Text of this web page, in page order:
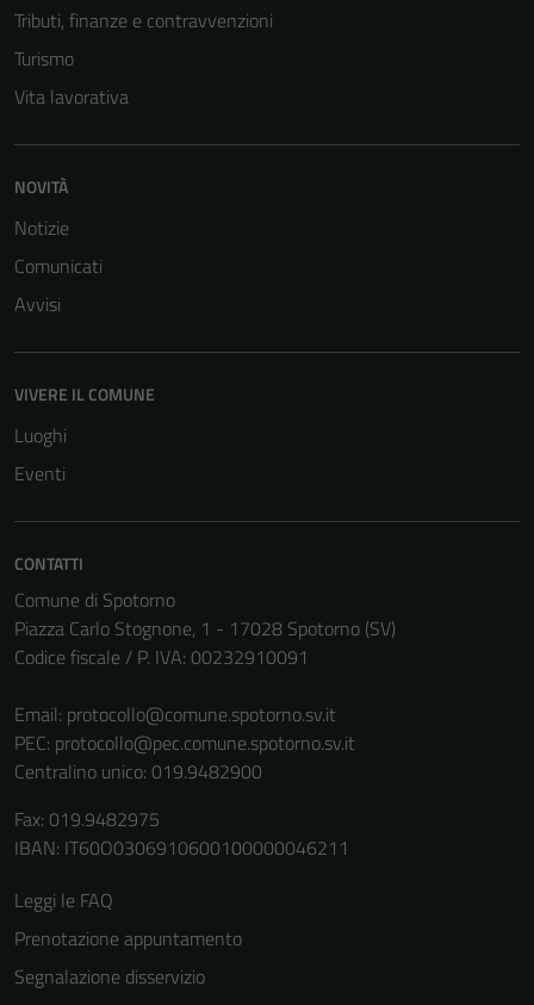
Tributi, finanze e contravvenzioni
Turismo
Vita lavorativa
NOVITÀ
Notizie
Comunicati
Avvisi
VIVERE IL COMUNE
Luoghi
Eventi
CONTATTI
Comune di Spotorno
Piazza Carlo Stognone, 1 - 17028 Spotorno (SV)
Codice fiscale / P. IVA: 00232910091
Email: protocollo@comune.spotorno.sv.it
PEC: protocollo@pec.comune.spotorno.sv.it
Centralino unico: 019.9482900
Fax: 019.9482975
IBAN: IT60O0306910600100000046211
Leggi le FAQ
Prenotazione appuntamento
Segnalazione disservizio